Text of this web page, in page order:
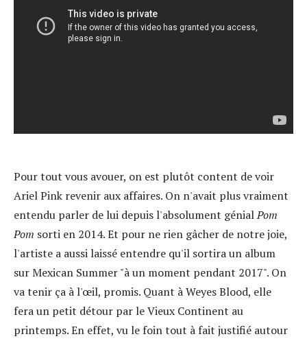
Pour tout vous avouer, on est plutôt content de voir
Ariel Pink revenir aux affaires. On n'avait plus vraiment
entendu parler de lui depuis l'absolument génialPom
Pom sorti en 2014. Et pour ne rien gâcher de notre joie,
l'artiste a aussi laissé entendre qu'il sortira un album
sur Mexican Summer "à un moment pendant 2017". On
va tenir ça à l'œil, promis. Quant à Weyes Blood, elle
fera un petit détour par le Vieux Continent au
printemps. En effet, vu le foin tout à fait justifié autour